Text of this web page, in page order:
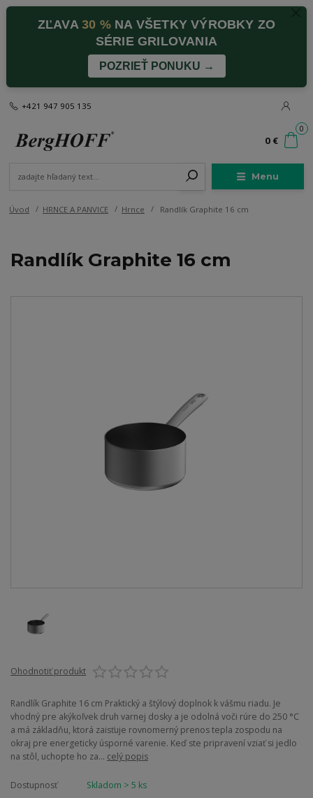
ZĽAVA30 %NA VŠETKY VÝROBKY ZO
SÉRIE GRILOVANIA
POZRIEŤ PONUKU →
Menu
+421 947 905 135
0
0 €
Úvod HRNCE A PANVICE Hrnce Randlík Graphite 16 cm
Randlík Graphite 16 cm
Ohodnotiť produkt
Randlík Graphite 16 cm Praktický a štýlový doplnok k vášmu riadu. Je
vhodný pre akýkoľvek druh varnej dosky a je odolná voči rúre do 250 °C
a má základňu, ktorá zaisťuje rovnomerný prenos tepla zospodu na
okraj pre energeticky úsporné varenie. Keď ste pripravení vziať si jedlo
na stôl, uchopte ho za... celý popis
Dostupnosť Skladom > 5 ks